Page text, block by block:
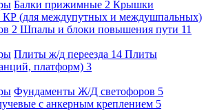
Балки прижимные 2 Крышки
КР (для междупутных и междушпальных)
2 Шпалы и блоки повышения пути 11
Плиты ж/д переезда 14 Плиты
платформ) 3
Фундаменты Ж/Д светофоров 5
с анкерным креплением 5